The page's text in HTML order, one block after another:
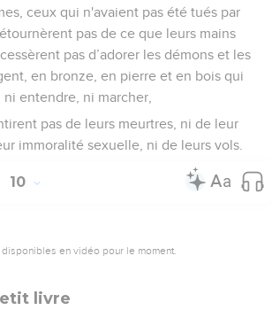
ceux qui n'avaient pas été tués par
pas de ce que leurs mains
pas d’adorer les démons et les
en bronze, en pierre et en bois qui
entendre, ni marcher,
pas de leurs meurtres, ni de leur
immoralité sexuelle, ni de leurs vols.
10
en vidéo pour le moment.
livre